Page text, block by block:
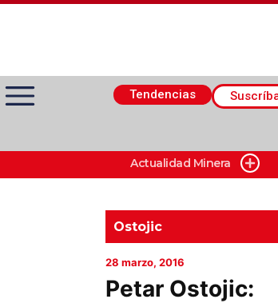
Tendencias
Actualidad Minera
Minería Superficie
Minerí­a Subterránea
Actualidad Minera
Ostojic
28 marzo, 2016
Petar Ostojic: